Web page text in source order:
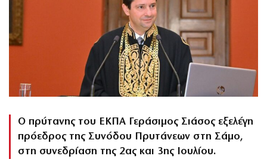
Ο πρύτανης του ΕΚΠΑ Γεράσιμος Σιάσος εξελέγη
πρόεδρος της Συνόδου Πρυτάνεων στη Σάμο,
στη συνεδρίαση της 2ας και 3ης Ιουλίου.